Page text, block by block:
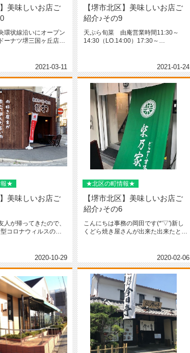
】美味しいお店ご
環状線沿いにオープン
ーナツ堺三国ヶ丘店堺
2021-03-11
【堺市北区】美味しいお店ご
紹介♪その9
天ぷら旬菜 由庵営業時間11:30～
14:30（LO.14:00）17:30～
2021-01-24
報★
】美味しいお店ご
人が帰ってきたので、
コロナウィルスの中
2020-10-29
★北区の町情報★
【堺市北区】美味しいお店ご
紹介♪その6
こんにちは事務の岡田です(*'▽')新し
くどら焼き屋さんが出来た出来たとは
2020-02-06